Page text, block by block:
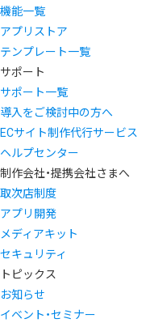
機能一覧
アプリストア
テンプレート一覧
サポート
サポート一覧
導入をご検討中の方へ
ECサイト制作代行サービス
ヘルプセンター
制作会社・提携会社さまへ
取次店制度
アプリ開発
メディアキット
セキュリティ
トピックス
お知らせ
イベント・セミナー